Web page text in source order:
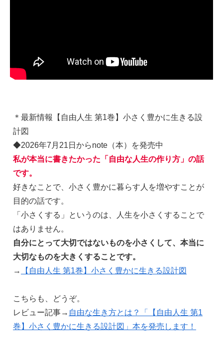
＊最新情報【自由人生 第1巻】小さく豊かに生きる設
計図
◆2026年7月21日からnote（本）を発売中
私が本当に書きたかった「自由な人生の作り方」の話
です。
好きなことで、小さく豊かに暮らす人を増やすことが
目的の話です。
「小さくする」というのは、人生を小さくすることで
はありません。
自分にとって大切ではないものを小さくして、本当に
大切なものを大きくすることです。
→
【自由人生 第1巻】小さく豊かに生きる設計図
こちらも、どうぞ。
レビュー記事→ 自由な生き方とは？「【自由人生 第1
巻】小さく豊かに生きる設計図」本を発売します！